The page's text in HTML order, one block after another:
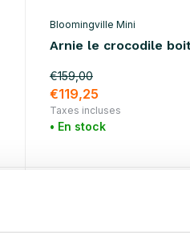
Bloomingville Mini
Arnie le crocodile
€159,00
€119,25
Taxes incluses
• En stock